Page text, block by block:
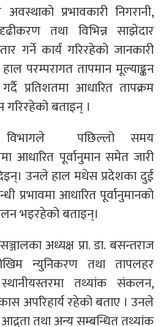
प्रभावकारी निगरानी,
तथा विभिन्न साझेदार
गर्ने कार्य गरिरहेको जानकारी
परम्परागत तापमान मूल्याङ्कन
प्रतिशतमा आधारित तापक्रम
गरिरहेको बताइन् ।
विभागले पछिल्लो समय
आधारित पूर्वानुमान समेत जारी
उनले हाल मधेस प्रदेशका दुई
प्रभावमा आधारित पूर्वानुमानको
भइरहेको बताइन्।
अध्यक्ष प्रा. डा. बसन्तराज
न्युनिकरण तथा तापलहर
तथ्यांक संकलन,
अपरिहार्य रहेको बताए । उनले
तथा अन्य सम्बन्धित तथ्यांक